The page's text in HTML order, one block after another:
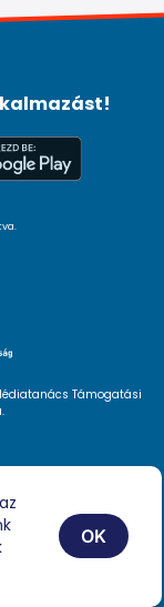
Támogatási
OK